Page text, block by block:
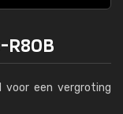
R80B
voor een vergroting